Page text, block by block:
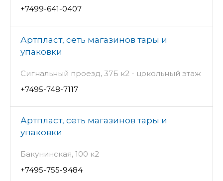
+7499-641-0407
Артпласт, сеть магазинов тары и
упаковки
Сигнальный проезд, 37Б к2 - цокольный этаж
+7495-748-7117
Артпласт, сеть магазинов тары и
упаковки
Бакунинская, 100 к2
+7495-755-9484